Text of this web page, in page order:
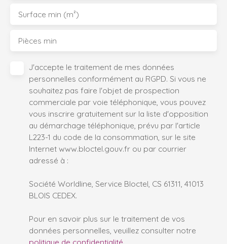
Surface min (m²)
Pièces min
J'accepte le traitement de mes données
personnelles conformément au RGPD. Si vous ne
souhaitez pas faire l'objet de prospection
commerciale par voie téléphonique, vous pouvez
vous inscrire gratuitement sur la liste d'opposition
au démarchage téléphonique, prévu par l'article
L223-1 du code de la consommation, sur le site
Internet www.bloctel.gouv.fr ou par courrier
adressé à :
Société Worldline, Service Bloctel, CS 61311, 41013
BLOIS CEDEX.
Pour en savoir plus sur le traitement de vos
données personnelles, veuillez consulter notre
politique de confidentialité.